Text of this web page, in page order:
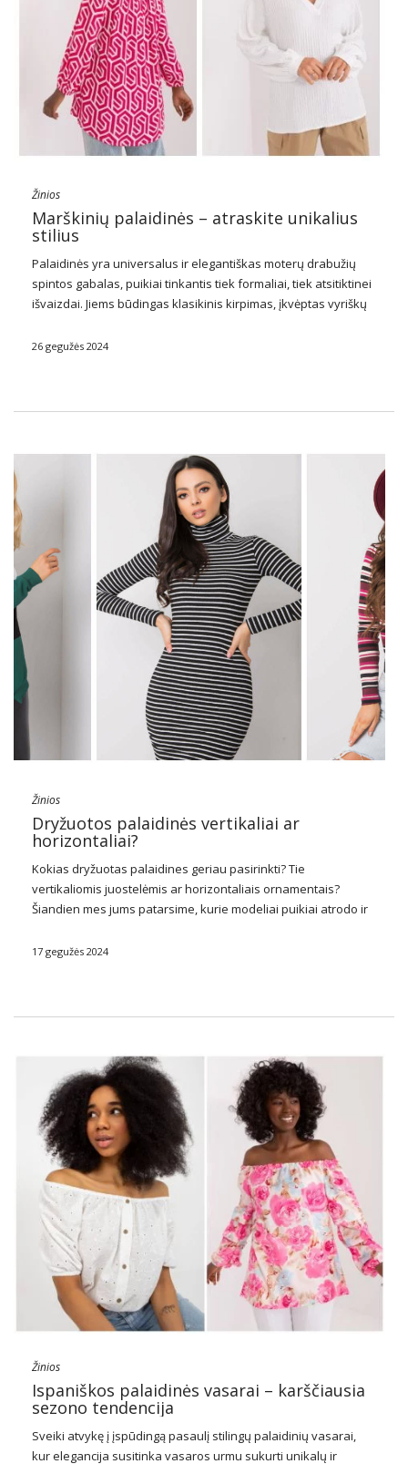
Žinios
Marškinių palaidinės – atraskite unikalius
stilius
Palaidinės yra universalus irelegantiškas moterų drabužių
spintos gabalas, puikiai tinkantis tiek formaliai, tiek atsitiktinei
išvaizdai. Jiems būdingas klasikinis kirpimas, įkvėptas vyriškų
suteikiančiomis jiems moterišką prisilietimą. Galima įsigyti
26 gegužės 2024
Žinios
Dryžuotos palaidinės vertikaliai ar
horizontaliai?
Kokias dryžuotas palaidines geriau pasirinkti? Tie
vertikaliomis juostelėmis ar horizontaliais ornamentais?
Šiandien mes jums patarsime, kurie modeliai puikiai atrodo ir
17 gegužės 2024
Žinios
Ispaniškos palaidinės vasarai – karščiausia
sezono tendencija
Sveiki atvykę į įspūdingą pasaulį stilingų palaidinių vasarai,
kur elegancija susitinka vasaros urmu sukurti unikalų ir